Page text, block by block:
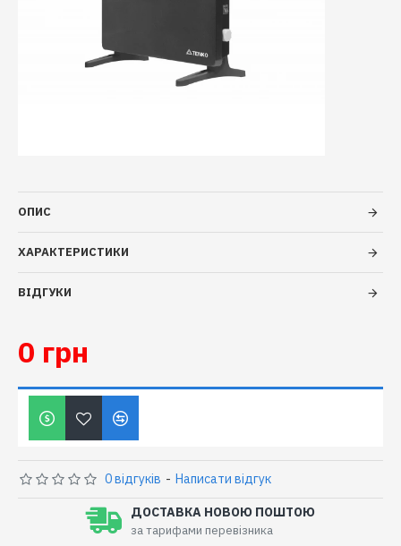
ОПИС
ХАРАКТЕРИСТИКИ
ВІДГУКИ
0 відгуків - Написати відгук
0 грн
ДОСТАВКА НОВОЮ ПОШТОЮ
за тарифами перевізника